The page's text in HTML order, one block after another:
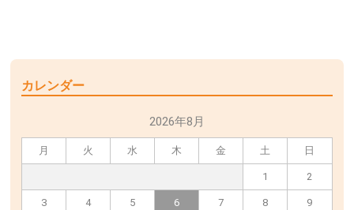
カレンダー
2026年8月
月 火 水 木 金 土 日
1 2
3 4 5 6 7 8 9